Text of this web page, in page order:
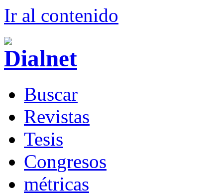
Ir al contenido
Buscar
Revistas
Tesis
Congresos
métricas